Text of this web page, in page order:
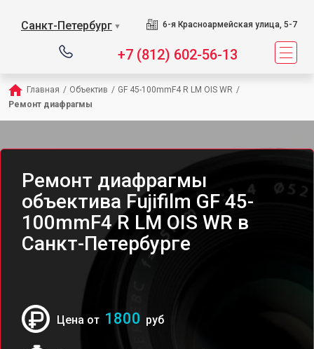
Санкт-Петербург ▼ 6-я Красноармейская улица, 5-7
+7 (812) 602-56-13
Главная / Объектив / GF 45-100mmF4 R LM OIS WR /
Ремонт диафрагмы
Ремонт диафрагмы
объектива Fujifilm GF 45-
100mmF4 R LM OIS WR в
Санкт-Петербурге
Цена от 1800 руб